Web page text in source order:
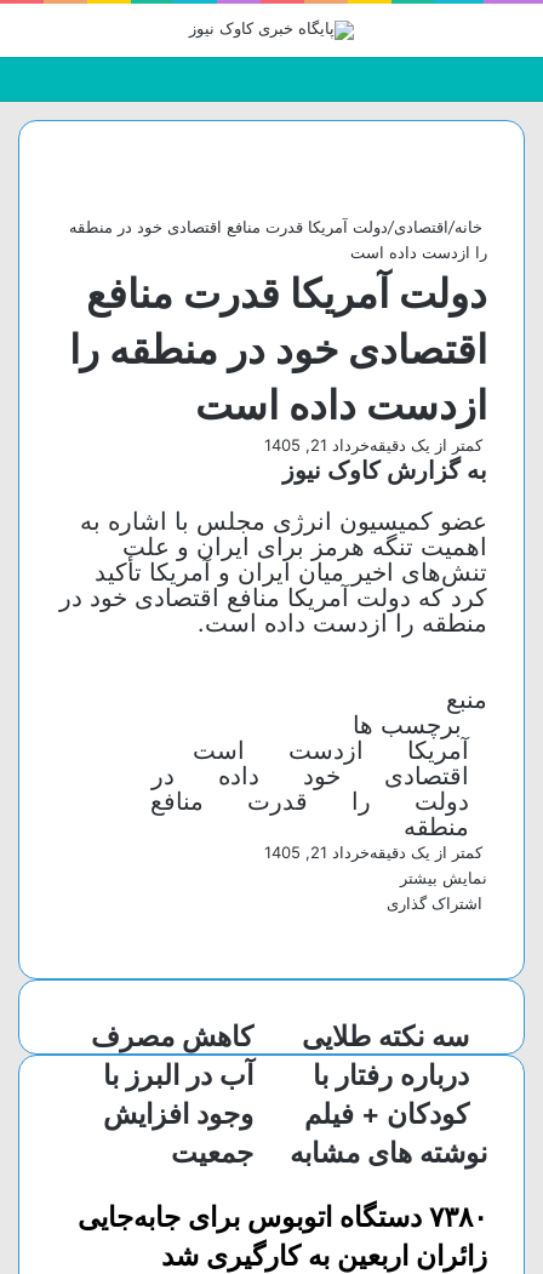
خانه/اقتصادی/دولت آمریکا قدرت منافع اقتصادی خود در منطقه
را ازدست داده است
دولت آمریکا قدرت منافع
اقتصادی خود در منطقه را
ازدست داده است
خرداد 21, 1405کمتر از یک دقیقه
به گزارش کاوک نیوز
عضو کمیسیون انرژی مجلس با اشاره به
اهمیت تنگه هرمز برای ایران و علت
تنش‌های اخیر میان ایران و آمریکا تأکید
کرد که دولت آمریکا منافع اقتصادی خود در
منطقه را ازدست داده است.
منبع
برچسب ها
آمریکا
ازدست
است
اقتصادی
خود داده
در
دولت
را قدرت
منافع
منطقه
خرداد 21, 1405کمتر از یک دقیقه
نمایش بیشتر
اشتراک گذاری
ت
پ
گ
م
ت
ک
گ
ذ
ر
ا
ط
پ
کاهش مصرف
آب در البرز با
وجود افزایش
جمعیت
سه نکته طلایی
درباره رفتار با
کودکان + فیلم
نوشته های مشابه
۷۳۸۰ دستگاه اتوبوس برای جابه‌جایی
زائران اربعین به کارگیری شد